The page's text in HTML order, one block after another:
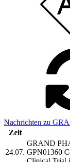
Nachrichten zu
Zeit
24.07.
GRAND
GPN01360